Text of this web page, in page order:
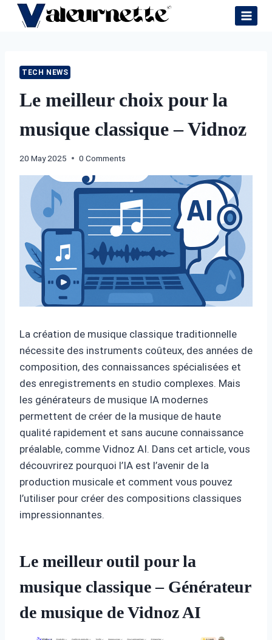
Skip
TECH NEWS
Le meilleur choix pour la
musique classique – Vidnoz
20 May 2025 0 Comments
La création de musique classique traditionnelle
nécessite des instruments coûteux, des années de
composition, des connaissances spécialisées et
des enregistrements en studio complexes. Mais
les générateurs de musique IA modernes
permettent de créer de la musique de haute
qualité rapidement et sans aucune connaissance
préalable, comme Vidnoz AI. Dans cet article, vous
découvrirez pourquoi l’IA est l’avenir de la
production musicale et comment vous pouvez
l’utiliser pour créer des compositions classiques
impressionnantes.
Le meilleur outil pour la
musique classique – Générateur
de musique de Vidnoz AI